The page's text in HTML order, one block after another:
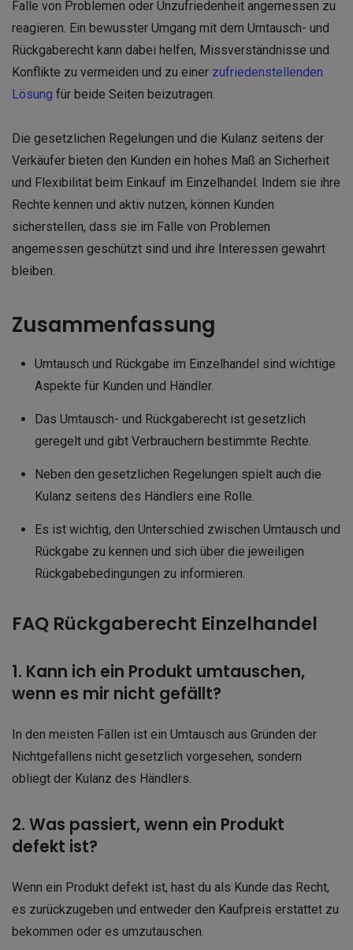
Falle von Problemen oder Unzufriedenheit angemessen zu
reagieren. Ein bewusster Umgang mit dem Umtausch- und
Rückgaberecht kann dabei helfen, Missverständnisse und
Konflikte zu vermeiden und zu einer zufriedenstellenden
Lösung für beide Seiten beizutragen.
Die gesetzlichen Regelungen und die Kulanz seitens der
Verkäufer bieten den Kunden ein hohes Maß an Sicherheit
und Flexibilität beim Einkauf im Einzelhandel. Indem sie ihre
Rechte kennen und aktiv nutzen, können Kunden
sicherstellen, dass sie im Falle von Problemen
angemessen geschützt sind und ihre Interessen gewahrt
bleiben.
Zusammenfassung
Umtausch und Rückgabe im Einzelhandel sind wichtige
Aspekte für Kunden und Händler.
Das Umtausch- und Rückgaberecht ist gesetzlich
geregelt und gibt Verbrauchern bestimmte Rechte.
Neben den gesetzlichen Regelungen spielt auch die
Kulanz seitens des Händlers eine Rolle.
Es ist wichtig, den Unterschied zwischen Umtausch und
Rückgabe zu kennen und sich über die jeweiligen
Rückgabebedingungen zu informieren.
FAQ Rückgaberecht Einzelhandel
1. Kann ich ein Produkt umtauschen,
wenn es mir nicht gefällt?
In den meisten Fällen ist ein Umtausch aus Gründen der
Nichtgefallens nicht gesetzlich vorgesehen, sondern
obliegt der Kulanz des Händlers.
2. Was passiert, wenn ein Produkt
defekt ist?
Wenn ein Produkt defekt ist, hast du als Kunde das Recht,
es zurückzugeben und entweder den Kaufpreis erstattet zu
bekommen oder es umzutauschen.